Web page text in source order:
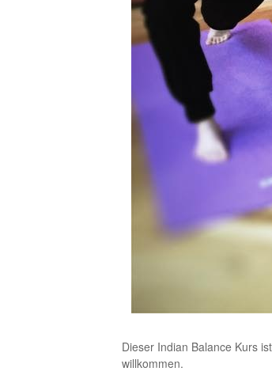
Dieser Indian Balance Kurs
willkommen.